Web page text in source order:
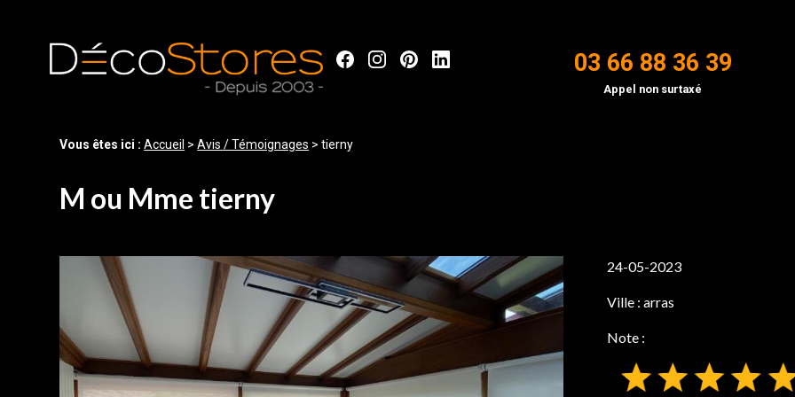
03 66 88 36 39
Appel non surtaxé
Vous êtes ici :Accueil >Avis / Témoignages >tierny
M ou Mme tierny
24-05-2023
Ville : arras
Note :